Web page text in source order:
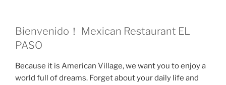
Bienvenido！ Mexican Restaurant EL
PASO
Because it is American Village, we want you to enjoy a
world full of dreams. Forget about your daily life and